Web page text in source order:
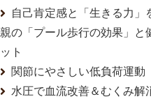
自己肯定感と「生きる力」
親の「プール歩行の効果」と
ット
関節にやさしい低負荷運動
水圧で血流改善＆むくみ解